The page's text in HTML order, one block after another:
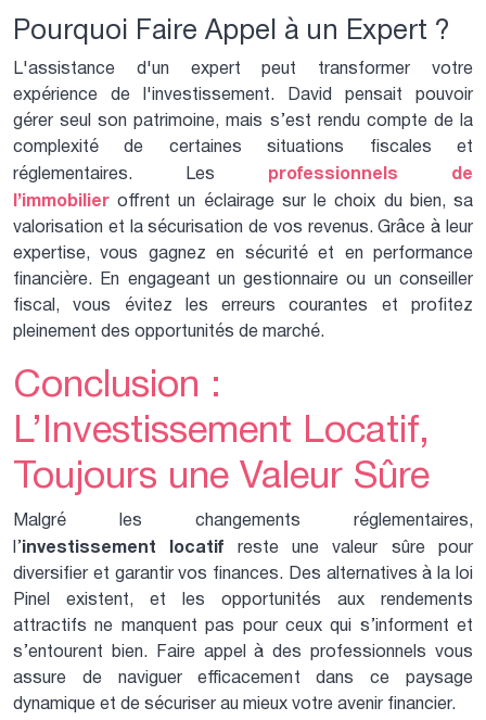
Pourquoi Faire Appel à un Expert ?
L'assistance d'un expert peut transformer votre
expérience de l'investissement. David pensait pouvoir
gérer seul son patrimoine, mais s’est rendu compte de la
complexité de certaines situations fiscales et
réglementaires. Les
professionnels de
l’immobilier offrent un éclairage sur le choix du bien, sa
valorisation et la sécurisation de vos revenus. Grâce à leur
expertise, vous gagnez en sécurité et en performance
financière. En engageant un gestionnaire ou un conseiller
fiscal, vous évitez les erreurs courantes et profitez
pleinement des opportunités de marché.
Conclusion :
L’Investissement Locatif,
Toujours une Valeur Sûre
Malgré les changements réglementaires,
l’investissement locatif reste une valeur sûre pour
diversifier et garantir vos finances. Des alternatives à la loi
Pinel existent, et les opportunités aux rendements
attractifs ne manquent pas pour ceux qui s’informent et
s’entourent bien. Faire appel à des professionnels vous
assure de naviguer efficacement dans ce paysage
dynamique et de sécuriser au mieux votre avenir financier.